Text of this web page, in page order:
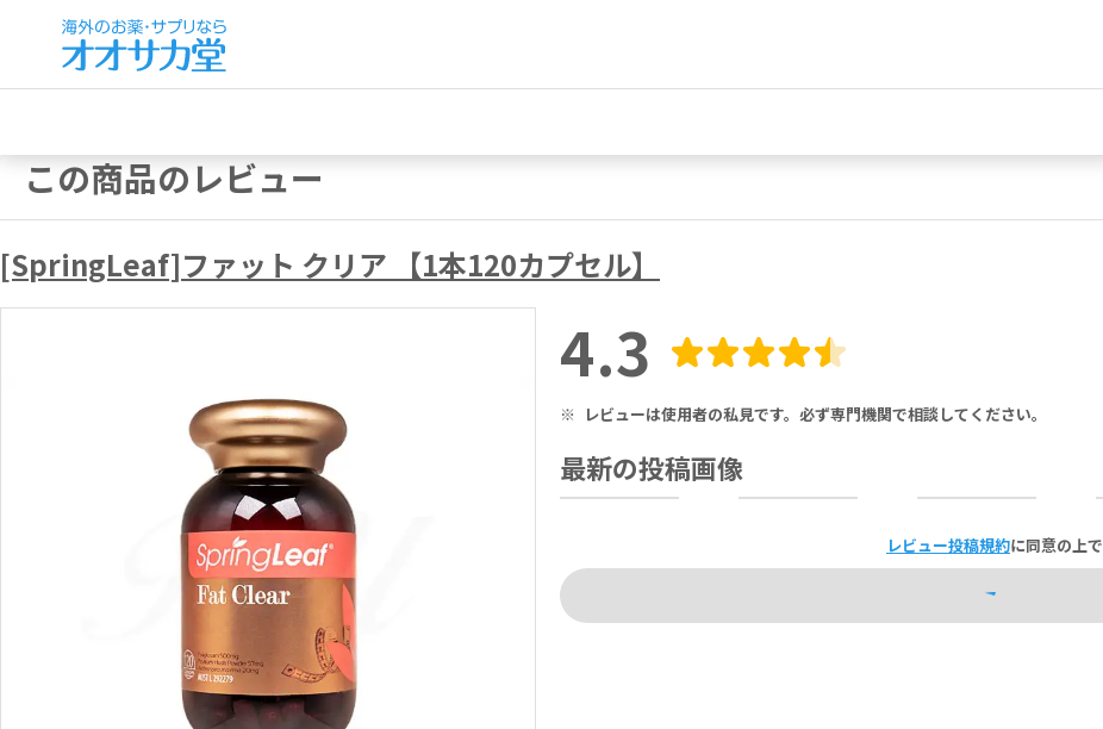
この商品のレビュー
[SpringLeaf]ファット クリア 【1本120カプセル】
4.3
※ レビューは使用者の私見です。必ず専門機関で相談してください。
最新の投稿画像
レビュー投稿規約に同意の上で